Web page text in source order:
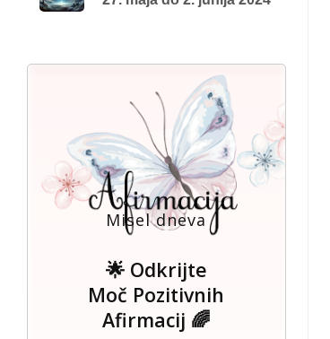
Misel dneva
🌟 Odkrijte
Moč Pozitivnih
Afirmacij 🌈